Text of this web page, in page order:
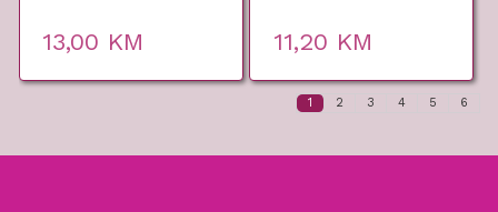
13,00 KM 11,20 KM
1 2 3 4 5 6